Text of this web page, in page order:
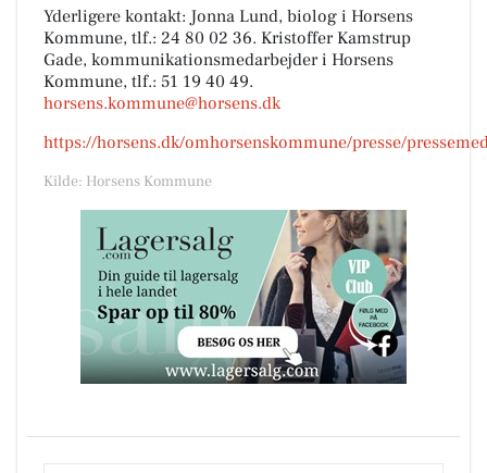
Yderligere kontakt: Jonna Lund, biolog i Horsens
Kommune, tlf.: 24 80 02 36. Kristoffer Kamstrup
Gade, kommunikationsmedarbejder i Horsens
Kommune, tlf.: 51 19 40 49.
horsens.kommune@horsens.dk
https://horsens.dk/omhorsenskommune/presse/
Kilde: Horsens Kommune